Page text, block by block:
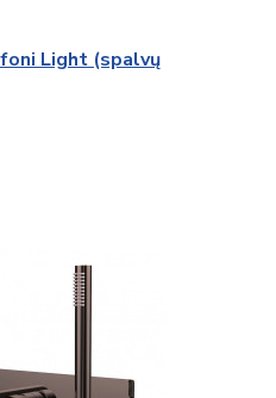
Light (spalvų